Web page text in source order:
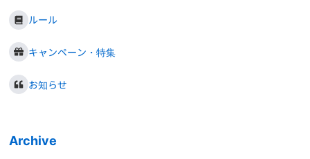
ルール
キャンペーン・特集
お知らせ
Archive